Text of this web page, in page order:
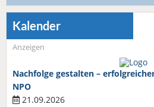
Kalender
Anzeigen
Nachfolge gestalten –
NPO
21.09.2026